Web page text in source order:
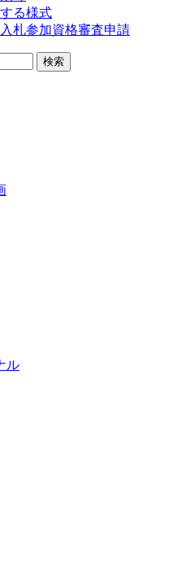
る様式
札参加資格審査申請
ル